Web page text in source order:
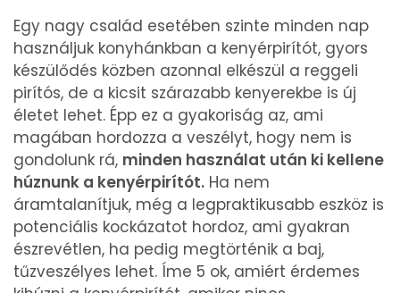
Egy nagy család esetében szinte minden nap
használjuk konyhánkban a kenyérpirítót, gyors
készülődés közben azonnal elkészül a reggeli
pirítós, de a kicsit szárazabb kenyerekbe is új
életet lehet. Épp ez a gyakoriság az, ami
magában hordozza a veszélyt, hogy nem is
gondolunk rá, minden használat után ki kellene
húznunk a kenyérpirítót. Ha nem
áramtalanítjuk, még a legpraktikusabb eszköz is
potenciális kockázatot hordoz, ami gyakran
észrevétlen, ha pedig megtörténik a baj,
tűzveszélyes lehet. Íme 5 ok, amiért érdemes